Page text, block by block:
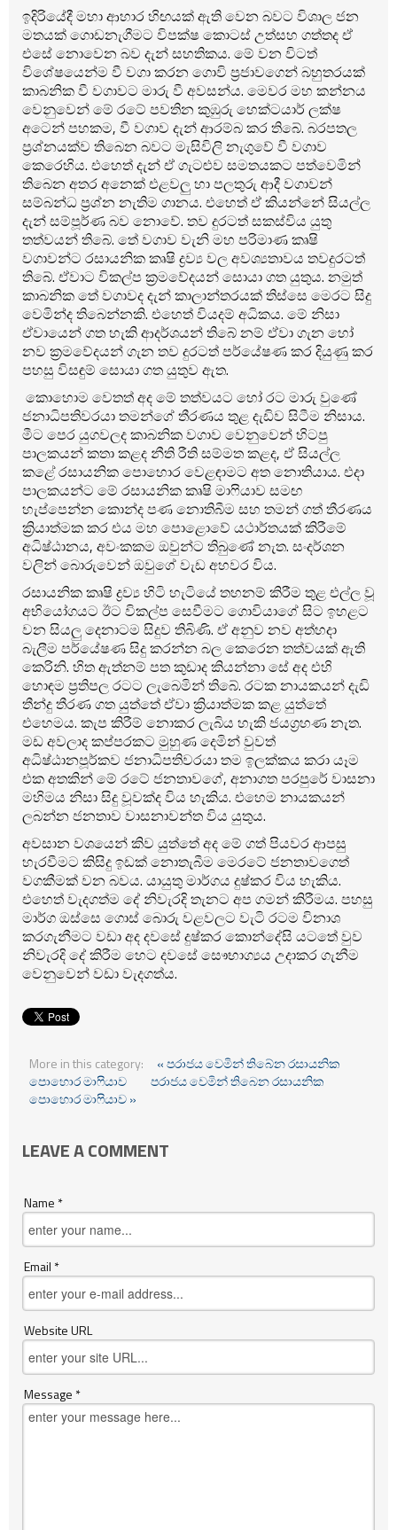
ඉදිරියේදී මහා ආහාර හිඟයක් ඇති වෙන බවට විශාල ජන
මතයක් ගොඩනැගීමට විපක්ෂ කොටස් උත්සහ ගත්තද ඒ
එසේ නොවෙන බව දැන් සහතිකය. මේ වන විටත්
විශේෂයෙන්ම වී වගා කරන ගොවි ප්‍රජාවගෙන් බහුතරයක්
කාබනික වී වගාවට මාරු වී අවසන්ය. මෙවර මහ කන්නය
වෙනුවෙන් මේ රටේ පවතින කුඹුරු හෙක්ටයාර් ලක්ෂ
අටෙන් පහකම, වී වගාව දැන් ආරම්බ කර තිබේ. බරපතල
ප්‍රශ්නයක්ව තිබෙන බවට මැසිවිලි නැගුවේ වී වගාව
කෙරෙහිය. එහෙත් දැන් ඒ ගැටළුව සමතයකට පත්වෙමින්
තිබෙන අතර අනෙක් එළවලු හා පලතුරු ආදී වගාවන්
සම්බන්ධ ප්‍රශ්න නැතිම ගානය. එහෙත් ඒ කියන්නේ සියල්ල
දැන් සම්පූර්ණ බව නොවේ. තව දුරටත් සකස්විය යුතු
තත්වයන් තිබේ. තේ වගාව වැනි මහ පරිමාණ කෘෂි
වගාවන්ට රසායනික කෘෂි ද්‍රව්‍ය වල අවශ්‍යතාවය තවදුරටත්
තිබේ. ඒවාට විකල්ප ක්‍රමවේදයන් සොයා ගත යුතුය. නමුත්
කාබනික තේ වගාවද දැන් කාලාන්තරයක් තිස්සෙ මෙරට සිදු
වෙමින්ද තිබෙන්නකි. එහෙත් වියදම් අධිකය. මේ නිසා
ඒවායෙන් ගත හැකි ආදර්ශයන් තිබේ නම් ඒවා ගැන හෝ
නව ක්‍රමවේදයන් ගැන තව දුරටත් පර්යේෂණ කර දියුණු කර
පහසු විසඳුම් සොයා ගත යුතුව ඇත.
කොහොම වෙතත් අද මේ තත්වයට හෝ රට මාරු වුණේ
ජනාධිපතිවරයා තමන්ගේ තීරණය තුළ දැඩිව සිටීම නිසාය.
මීට පෙර යුගවලද කාබනික වගාව වෙනුවෙන් හිටපු
පාලකයන් කතා කළද නීති රීති සම්මත කළද, ඒ සියල්ල
කළේ රසායනික පොහොර වෙළඳාමට අත නොතියාය. එදා
පාලකයන්ට මේ රසායනික කෘෂි මා‍ෆියාව සමඟ
හැප්පෙන්න කොන්ද පණ නොතිබීම සහ තමන් ගත් තීරණය
ක්‍රියාත්මක කර එය මහ පොළොවේ යථාර්තයක් කිරීමේ
අධිෂ්ඨානය, අවංකකම ඔවුන්ට තිබුණේ නැත. සංදර්ශන
වලින් බොරුවෙන් ඔවුගේ වැඩ අහවර විය.
රසායනික කෘෂි ද්‍රව්‍ය හිටි හැටියේ තහනම් කිරීම තුළ එල්ල වූ
අභියෝගයට ඊට විකල්ප සෙවීමට ගොවියාගේ සිට ඉහළට
වන සියලු දෙනාටම සිදුව තිබිණි. ඒ අනුව නව අත්හදා
බැලීම පර්යේෂණ සිදු කරන්න බල කෙරෙන තත්වයක් ඇති
කෙරිනි. හිත ඇත්නම් පත කුඩාද කියන්නා සේ අද එහි
හොඳම ප්‍රතිපල රටට ලැබෙමින් තිබේ. රටක නායකයන් දැඩි
තීන්දු තීරණ ගත යුත්තේ ඒවා ක්‍රියාත්මක කළ යුත්තේ
එහෙමය. කැප කිරීම් නොකර ලැබිය හැකි ජයග්‍රහණ නැත.
මඩ අවලාද කප්පරකට මුහුණ දෙමින් වුවත්
අධිෂ්ඨානපූර්කව ජනාධිපතිවරයා තම ඉලක්කය කරා යෑම
එක අතකින් මේ රටේ ජනතාවගේ, අනාගත පරපුරේ වාසනා
මහිමය නිසා සිදු වූවක්ද විය හැකිය. එහෙම නායකයන්
ලබන්න ජනතාව වාසනාවන්ත විය යුතුය.
අවසාන වශයෙන් කිව යුත්තේ අද මේ ගත් පියවර ආපසු
හැරවීමට කිසිදු ඉඩක් නොතැබීම මෙරටේ ජනතාවගෙත්
වගකීමක් වන බවය. යායුතු මාර්ගය දුෂ්කර විය හැකිය.
එහෙත් වැදගත්ම දේ නිවැරදි තැනට අප ගමන් කිරීමය. පහසු
මාර්ග ඔස්සෙ ගොස් බොරු වළවලට වැටි රටම විනාශ
කරගැනීමට වඩා අද දවසේ දුෂ්කර කොන්දේසි යටතේ වුව
නිවැරදි දේ කිරීම හෙට දවසේ සෞභාග්‍යය උදාකර ගැනීම
වෙනුවෙන් වඩා වැදගත්ය.
More in this category:
« පරාජය වෙමින් තිබේන රසායනික
පොහොර මා‍ෆියාව
පරාජය වෙමින් තිබෙන රසායනික
පොහොර මා‍ෆියාව »
LEAVE A COMMENT
Name *
Email *
Website URL
Message *